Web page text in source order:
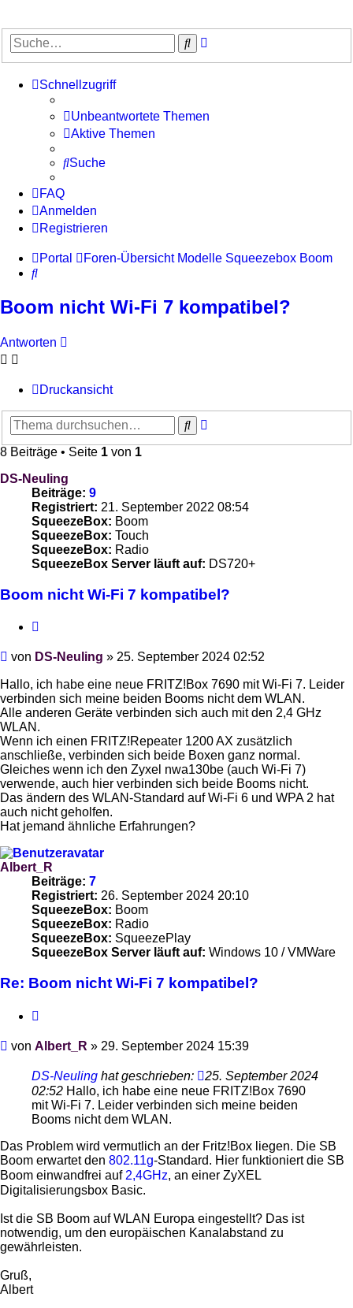
Suche
Schnellzugriff
Unbeantwortete Themen
Aktive Themen
Suche
FAQ
Anmelden
Registrieren
Portal Foren-Übersicht Modelle Squeezebox Boom
Suche
Boom nicht Wi-Fi 7 kompatibel?
Antworten
Druckansicht
Suche
8 Beiträge • Seite 1 von 1
DS-Neuling
Beiträge: 9
Registriert: 21. September 2022 08:54
SqueezeBox: Boom
SqueezeBox: Touch
SqueezeBox: Radio
SqueezeBox Server läuft auf: DS720+
Boom nicht Wi-Fi 7 kompatibel?
Beitrag
von DS-Neuling » 25. September 2024 02:52
Hallo, ich habe eine neue FRITZ!Box 7690 mit Wi-Fi 7. Leider
verbinden sich meine beiden Booms nicht dem WLAN.
Alle anderen Geräte verbinden sich auch mit den 2,4 GHz
WLAN.
Wenn ich einen FRITZ!Repeater 1200 AX zusätzlich
anschließe, verbinden sich beide Boxen ganz normal.
Gleiches wenn ich den Zyxel nwa130be (auch Wi-Fi 7)
verwende, auch hier verbinden sich beide Booms nicht.
Das ändern des WLAN-Standard auf Wi-Fi 6 und WPA 2 hat
auch nicht geholfen.
Hat jemand ähnliche Erfahrungen?
Albert_R
Beiträge: 7
Registriert: 26. September 2024 20:10
SqueezeBox: Boom
SqueezeBox: Radio
SqueezeBox: SqueezePlay
SqueezeBox Server läuft auf: Windows 10 / VMWare
Re: Boom nicht Wi-Fi 7 kompatibel?
Beitrag
von Albert_R » 29. September 2024 15:39
DS-Neuling hat geschrieben:
25. September 2024
02:52 Hallo, ich habe eine neue FRITZ!Box 7690
mit Wi-Fi 7. Leider verbinden sich meine beiden
Booms nicht dem WLAN.
Das Problem wird vermutlich an der Fritz!Box liegen. Die SB
Boom erwartet den 802.11g-Standard. Hier funktioniert die SB
Boom einwandfrei auf 2,4GHz, an einer ZyXEL
Digitalisierungsbox Basic.
Ist die SB Boom auf WLAN Europa eingestellt? Das ist
notwendig, um den europäischen Kanalabstand zu
gewährleisten.
Gruß,
Albert